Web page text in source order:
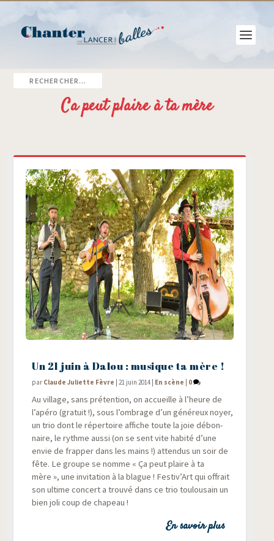
Ca peut plaire à ta mère
Un 21 juin à Dalou : musique ta mère !
par Claude Juliette Fèvre |21 juin 2014 | En scène | 0
Au vil­lage, sans pré­ten­tion, on accueille à l’heure de
l’apéro (gra­tuit !), sous l’ombrage d’un géné­reux noyer,
un trio dont le réper­toire affiche toute la joie débon­
naire, le rythme aus­si (on se sent vite habi­té d’une
envie de frap­per dans les mains !) atten­dus un soir de
fête. Le groupe se nomme « Ça peut plaire à ta
mère », une invi­ta­tion à la blague ! Festiv’Art qui offrait
son ultime concert a trou­vé dans ce trio tou­lou­sain un
bien joli coup de chapeau !
En savoir plus